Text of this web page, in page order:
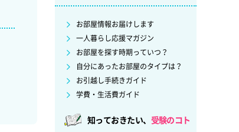
お部屋情報お届けします
一人暮らし応援マガジン
お部屋を探す時期っていつ？
自分にあったお部屋のタイプは？
お引越し手続きガイド
学費・生活費ガイド
知っておきたい、 受験のコト